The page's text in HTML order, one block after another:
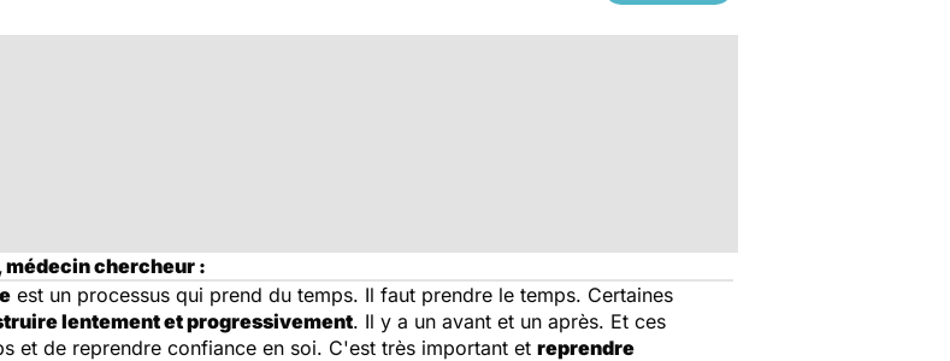
médecin chercheur :
est un processus qui prend du temps. Il faut prendre le temps. Certaines
lentement et progressivement. Il y a un avant et un après. Et ces
et de reprendre confiance en soi. C'est très important et reprendre